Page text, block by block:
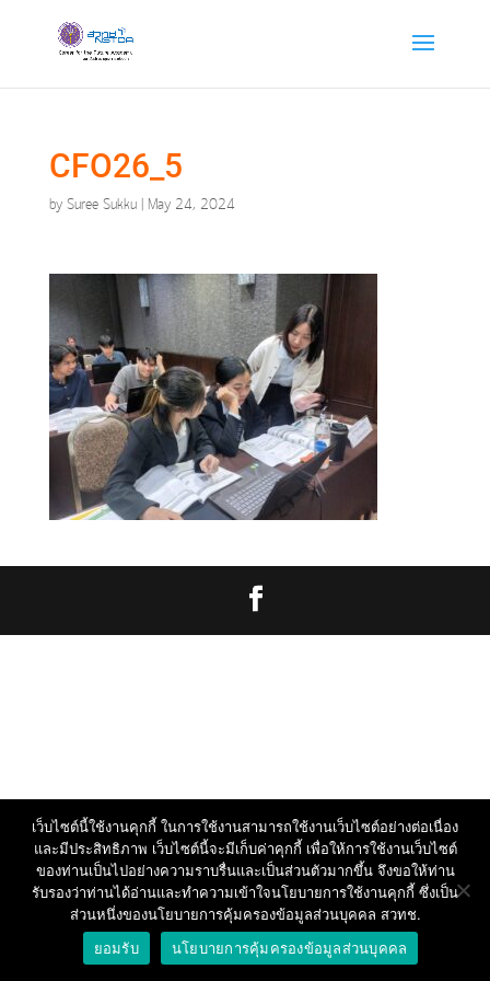
CFO26_5
by Suree Sukku| May 24, 2024
เว็บไซต์นี้ใช้งานคุกกี้ ในการใช้งานสามารถใช้งานเว็บไซต์อย่างต่อเนื่อง
และมีประสิทธิภาพ เว็บไซต์นี้จะมีเก็บค่าคุกกี้ เพื่อให้การใช้งานเว็บไซต์
ของท่านเป็นไปอย่างความราบรื่นและเป็นส่วนตัวมากขึ้น จึงขอให้ท่าน
รับรองว่าท่านได้อ่านและทำความเข้าใจนโยบายการใช้งานคุกกี้ ซึ่งเป็น
ส่วนหนึ่งของนโยบายการคุ้มครองข้อมูลส่วนบุคคล สวทช.
ยอมรับ
นโยบายการคุ้มครองข้อมูลส่วนบุคคล